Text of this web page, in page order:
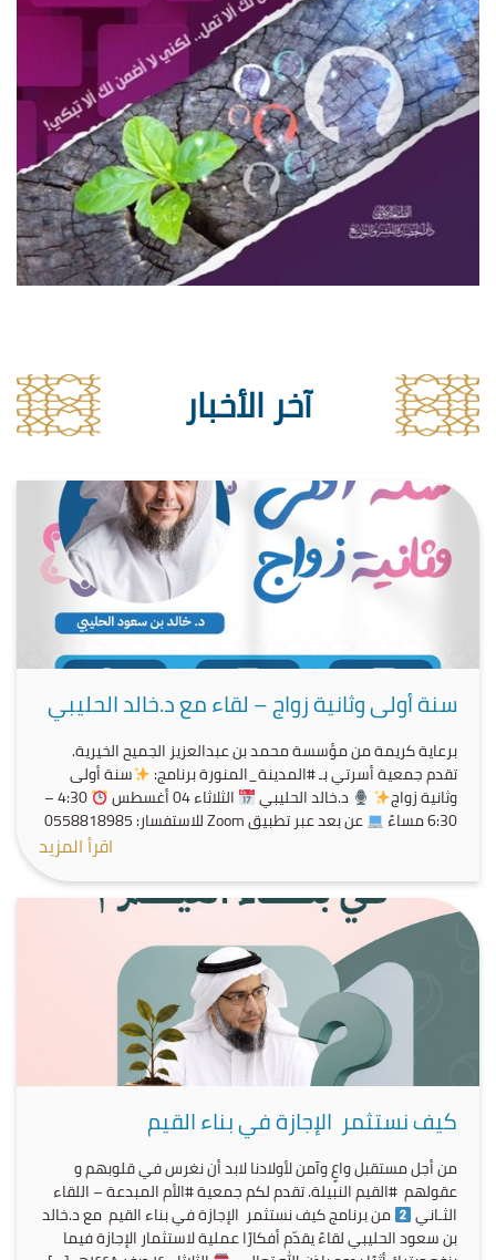
آخر الأخبار
سنة أولى وثانية زواج – لقاء مع د.خالد الحليبي
برعاية كريمة من مؤسسة محمد بن عبدالعزيز الجميح الخيرية.
تقدم جمعية أسرتي بـ #المدينة_المنورة برنامج:
سنة أولى
وثانية زواج
د.خالد الحليبي الثلاثاء 04 أغسطس
4:30 –
6:30 مساءً
عن بعد عبر تطبيق Zoom للاستفسار: 0558818985
اقرأ المزيد
كيف نستثمر الإجازة في بناء القيم
من أجل مستقبل واعٍ وآمن لأولادنا لابد أن نغرس في قلوبهم و
عقولهم #القيم النبيلة. تقدم لكم جمعية #الأم المبدعة – اللقاء
الثـاني
من برنامج كيف نستثمر الإجازة في بناء القيم مع د.خالد
بن سعود الحليبي لقاءً يقدّم أفكارًا عملية لاستثمار الإجازة فيما